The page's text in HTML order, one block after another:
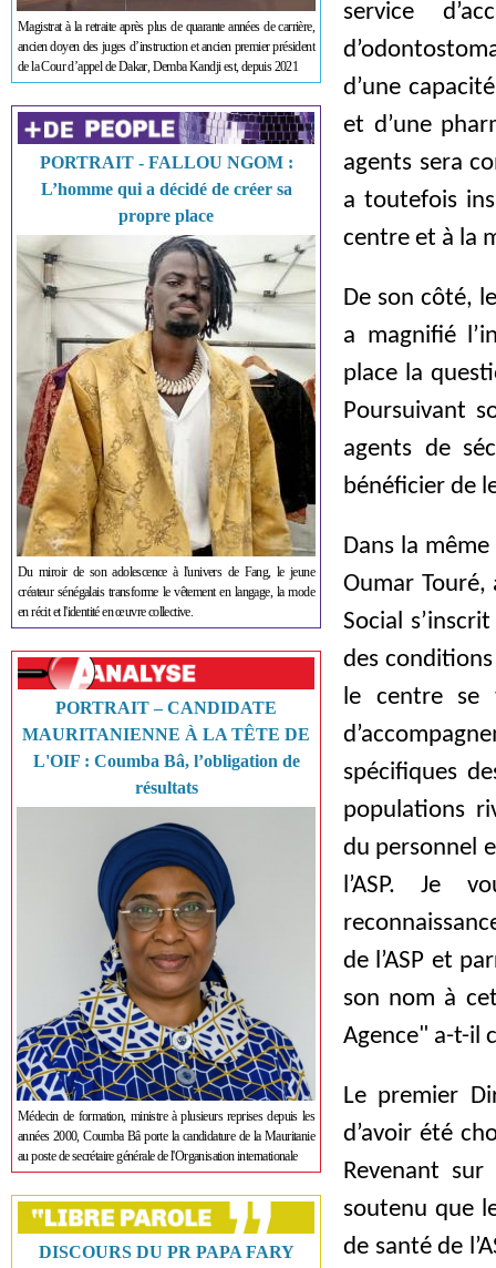
Magistrat à la retraite après plus de quarante années de carrière,
ancien doyen des juges d’instruction et ancien premier président
de la Cour d’appel de Dakar, Demba Kandji est, depuis 2021
PORTRAIT - FALLOU NGOM :
L’homme qui a décidé de créer sa
propre place
Du miroir de son adolescence à l'univers de Fang, le jeune
créateur sénégalais transforme le vêtement en langage, la mode
en récit et l'identité en œuvre collective.
PORTRAIT – CANDIDATE
MAURITANIENNE À LA TÊTE DE
L'OIF : Coumba Bâ, l’obligation de
résultats
Médecin de formation, ministre à plusieurs reprises depuis les
années 2000, Coumba Bâ porte la candidature de la Mauritanie
au poste de secrétaire générale de l'Organisation internationale
DISCOURS DU PR PAPA FARY
service
d’une
et d’une
agents sera
a toutefois
centre et à la
De son côté,
a magnifié
place la
Poursuivant
agents de
bénéficier de
Dans la même
Oumar
Social
des
le centre se
spécifiques
populations
du personnel
l’ASP. Je
de l’ASP et
son nom à
Agence" a-t-il
Le premier
d’avoir été
Revenant
soutenu que
de santé de